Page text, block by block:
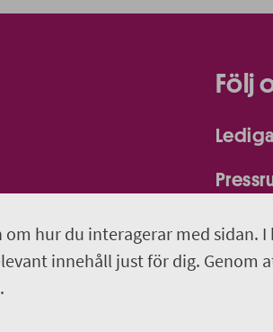
hur du interagerar med sidan.
innehåll just för dig. Genom
personuppgifter
Följ
Jobba